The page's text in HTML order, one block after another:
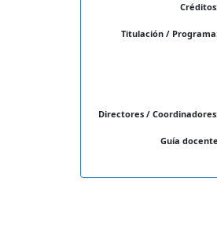
Titulación /
Directores /
Guía docente